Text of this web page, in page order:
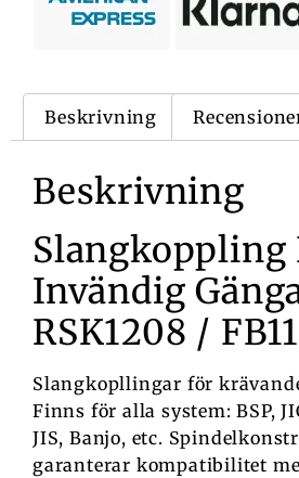
Beskrivning
Beskrivning
Slangkoppling
Invändig
RSK1208 /
Slangkopllingar för
Finns för alla system: BSP,
JIS, Banjo, etc.
garanterar kompatibilitet